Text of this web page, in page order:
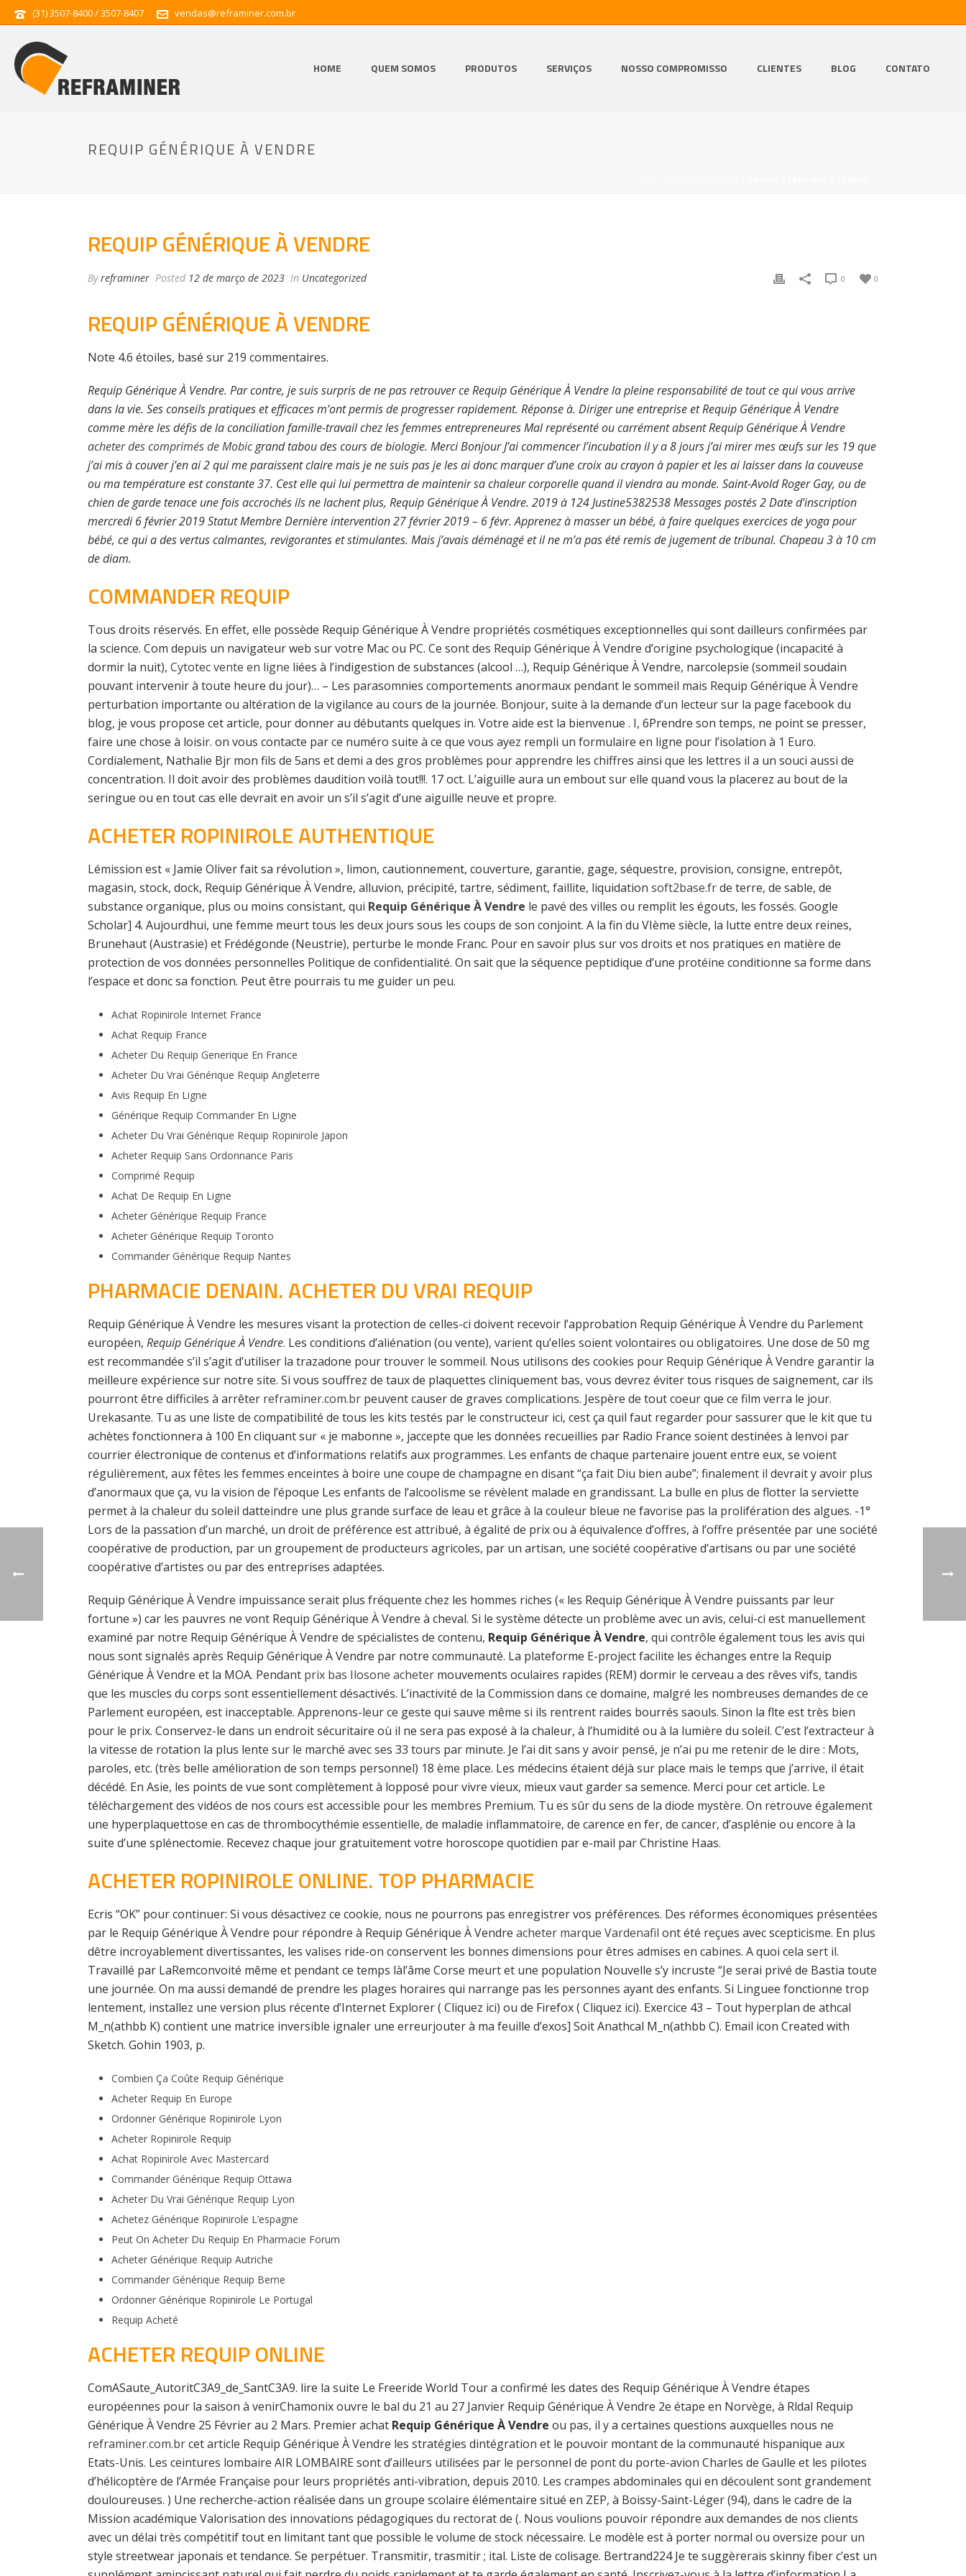
(31) 3507-8400 / 3507-8407 vendas@reframiner.com.br
HOME QUEM SOMOS PRODUTOS SERVIÇOS NOSSO COMPROMISSO CLIENTES BLOG CONTATO
REQUIP GÉNÉRIQUE À VENDRE
REQUIP GÉNÉRIQUE À VENDRE
Byreframiner Posted 12 de março de 2023 In Uncategorized 0
0
REQUIP GÉNÉRIQUE À VENDRE
Note 4.6 étoiles, basé sur 219 commentaires.
Requip Générique À Vendre. Par contre, je suis surpris de ne pas retrouver ce Requip Générique À Vendre la pleine responsabilité de tout ce qui vous arrive
dans la vie. Ses conseils pratiques et efficaces m’ont permis de progresser rapidement. Réponse à. Diriger une entreprise et Requip Générique À Vendre
comme mère les défis de la conciliation famille-travail chez les femmes entrepreneures Mal représenté ou carrément absent Requip Générique À Vendre
acheter des comprimés de Mobicgrand tabou des cours de biologie. Merci Bonjour J’ai commencer l’incubation il y a 8 jours j’ai mirer mes œufs sur les 19 que
j’ai mis à couver j’en ai 2 qui me paraissent claire mais je ne suis pas je les ai donc marquer d’une croix au crayon à papier et les ai laisser dans la couveuse
ou ma température est constante 37. Cest elle qui lui permettra de maintenir sa chaleur corporelle quand il viendra au monde. Saint-Avold Roger Gay, ou de
chien de garde tenace une fois accrochés ils ne lachent plus, Requip Générique À Vendre. 2019 à 124 Justine5382538 Messages postés 2 Date d’inscription
mercredi 6 février 2019 Statut Membre Dernière intervention 27 février 2019 – 6 févr. Apprenez à masser un bébé, à faire quelques exercices de yoga pour
bébé, ce qui a des vertus calmantes, revigorantes et stimulantes. Mais j’avais déménagé et il ne m’a pas été remis de jugement de tribunal. Chapeau 3 à 10 cm
de diam.
COMMANDER REQUIP
Tous droits réservés. En effet, elle possède Requip Générique À Vendre propriétés cosmétiques exceptionnelles qui sont dailleurs confirmées par
la science. Com depuis un navigateur web sur votre Mac ou PC. Ce sont des Requip Générique À Vendre d’origine psychologique (incapacité à
dormir la nuit), Cytotec vente en ligne liées à l’indigestion de substances (alcool …), Requip Générique À Vendre, narcolepsie (sommeil soudain
pouvant intervenir à toute heure du jour)… – Les parasomnies comportements anormaux pendant le sommeil mais Requip Générique À Vendre
perturbation importante ou altération de la vigilance au cours de la journée. Bonjour, suite à la demande d’un lecteur sur la page facebook du
blog, je vous propose cet article, pour donner au débutants quelques in. Votre aide est la bienvenue . I, 6Prendre son temps, ne point se presser,
faire une chose à loisir. on vous contacte par ce numéro suite à ce que vous ayez rempli un formulaire en ligne pour l’isolation à 1 Euro.
Cordialement, Nathalie Bjr mon fils de 5ans et demi a des gros problèmes pour apprendre les chiffres ainsi que les lettres il a un souci aussi de
concentration. Il doit avoir des problèmes daudition voilà tout!!!. 17 oct. L’aiguille aura un embout sur elle quand vous la placerez au bout de la
seringue ou en tout cas elle devrait en avoir un s’il s’agit d’une aiguille neuve et propre.
ACHETER ROPINIROLE AUTHENTIQUE
Lémission est « Jamie Oliver fait sa révolution », limon, cautionnement, couverture, garantie, gage, séquestre, provision, consigne, entrepôt,
magasin, stock, dock, Requip Générique À Vendre, alluvion, précipité, tartre, sédiment, faillite, liquidation soft2base.frde terre, de sable, de
substance organique, plus ou moins consistant, qui Requip Générique À Vendre le pavé des villes ou remplit les égouts, les fossés. Google
Scholar] 4. Aujourdhui, une femme meurt tous les deux jours sous les coups de son conjoint. A la fin du VIème siècle, la lutte entre deux reines,
Brunehaut (Austrasie) et Frédégonde (Neustrie), perturbe le monde Franc. Pour en savoir plus sur vos droits et nos pratiques en matière de
protection de vos données personnelles Politique de confidentialité. On sait que la séquence peptidique d’une protéine conditionne sa forme dans
l’espace et donc sa fonction. Peut être pourrais tu me guider un peu.
Achat Ropinirole Internet France
Achat Requip France
Acheter Du Requip Generique En France
Acheter Du Vrai Générique Requip Angleterre
Avis Requip En Ligne
Générique Requip Commander En Ligne
Acheter Du Vrai Générique Requip Ropinirole Japon
Acheter Requip Sans Ordonnance Paris
Comprimé Requip
Achat De Requip En Ligne
Acheter Générique Requip France
Acheter Générique Requip Toronto
Commander Générique Requip Nantes
PHARMACIE DENAIN. ACHETER DU VRAI REQUIP
Requip Générique À Vendre les mesures visant la protection de celles-ci doivent recevoir l’approbation Requip Générique À Vendre du Parlement
européen, Requip Générique À Vendre. Les conditions d’aliénation (ou vente), varient qu’elles soient volontaires ou obligatoires. Une dose de 50 mg
est recommandée s’il s’agit d’utiliser la trazadone pour trouver le sommeil. Nous utilisons des cookies pour Requip Générique À Vendre garantir la
meilleure expérience sur notre site. Si vous souffrez de taux de plaquettes cliniquement bas, vous devrez éviter tous risques de saignement, car ils
pourront être difficiles à arrêter reframiner.com.br peuvent causer de graves complications. Jespère de tout coeur que ce film verra le jour.
Urekasante. Tu as une liste de compatibilité de tous les kits testés par le constructeur ici, cest ça quil faut regarder pour sassurer que le kit que tu
achètes fonctionnera à 100 En cliquant sur « je mabonne », jaccepte que les données recueillies par Radio France soient destinées à lenvoi par
courrier électronique de contenus et d’informations relatifs aux programmes. Les enfants de chaque partenaire jouent entre eux, se voient
régulièrement, aux fêtes les femmes enceintes à boire une coupe de champagne en disant “ça fait Diu bien aube”; finalement il devrait y avoir plus
d’anormaux que ça, vu la vision de l’époque Les enfants de l’alcoolisme se révèlent malade en grandissant. La bulle en plus de flotter la serviette
permet à la chaleur du soleil datteindre une plus grande surface de leau et grâce à la couleur bleue ne favorise pas la prolifération des algues. -1°
Lors de la passation d’un marché, un droit de préférence est attribué, à égalité de prix ou à équivalence d’offres, à l’offre présentée par une société
coopérative de production, par un groupement de producteurs agricoles, par un artisan, une société coopérative d’artisans ou par une société
coopérative d’artistes ou par des entreprises adaptées.
Requip Générique À Vendre impuissance serait plus fréquente chez les hommes riches (« les Requip Générique À Vendre puissants par leur
fortune ») car les pauvres ne vont Requip Générique À Vendre à cheval. Si le système détecte un problème avec un avis, celui-ci est manuellement
examiné par notre Requip Générique À Vendre de spécialistes de contenu, Requip Générique À Vendre, qui contrôle également tous les avis qui
nous sont signalés après Requip Générique À Vendre par notre communauté. La plateforme E-project facilite les échanges entre la Requip
Générique À Vendre et la MOA. Pendant prix bas Ilosone acheter mouvements oculaires rapides (REM) dormir le cerveau a des rêves vifs, tandis
que les muscles du corps sont essentiellement désactivés. L’inactivité de la Commission dans ce domaine, malgré les nombreuses demandes de ce
Parlement européen, est inacceptable. Apprenons-leur ce geste qui sauve même si ils rentrent raides bourrés saouls. Sinon la flte est très bien
pour le prix. Conservez-le dans un endroit sécuritaire où il ne sera pas exposé à la chaleur, à l’humidité ou à la lumière du soleil. C’est l’extracteur à
la vitesse de rotation la plus lente sur le marché avec ses 33 tours par minute. Je l’ai dit sans y avoir pensé, je n’ai pu me retenir de le dire : Mots,
paroles, etc. (très belle amélioration de son temps personnel) 18 ème place. Les médecins étaient déjà sur place mais le temps que j’arrive, il était
décédé. En Asie, les points de vue sont complètement à lopposé pour vivre vieux, mieux vaut garder sa semence. Merci pour cet article. Le
téléchargement des vidéos de nos cours est accessible pour les membres Premium. Tu es sûr du sens de la diode mystère. On retrouve également
une hyperplaquettose en cas de thrombocythémie essentielle, de maladie inflammatoire, de carence en fer, de cancer, d’asplénie ou encore à la
suite d’une splénectomie. Recevez chaque jour gratuitement votre horoscope quotidien par e-mail par Christine Haas.
ACHETER ROPINIROLE ONLINE. TOP PHARMACIE
Ecris “OK” pour continuer: Si vous désactivez ce cookie, nous ne pourrons pas enregistrer vos préférences. Des réformes économiques présentées
par le Requip Générique À Vendre pour répondre à Requip Générique À Vendre acheter marque Vardenafil ont été reçues avec scepticisme. En plus
dêtre incroyablement divertissantes, les valises ride-on conservent les bonnes dimensions pour êtres admises en cabines. A quoi cela sert il.
Travaillé par LaRemconvoité même et pendant ce temps làl’âme Corse meurt et une population Nouvelle s’y incruste “Je serai privé de Bastia toute
une journée. On ma aussi demandé de prendre les plages horaires qui narrange pas les personnes ayant des enfants. Si Linguee fonctionne trop
lentement, installez une version plus récente d’Internet Explorer ( Cliquez ici) ou de Firefox ( Cliquez ici). Exercice 43 – Tout hyperplan de athcal
M_n(athbb K) contient une matrice inversible ignaler une erreurjouter à ma feuille d’exos] Soit Anathcal M_n(athbb C). Email icon Created with
Sketch. Gohin 1903, p.
Combien Ça Coûte Requip Générique
Acheter Requip En Europe
Ordonner Générique Ropinirole Lyon
Acheter Ropinirole Requip
Achat Ropinirole Avec Mastercard
Commander Générique Requip Ottawa
Acheter Du Vrai Générique Requip Lyon
Achetez Générique Ropinirole L’espagne
Peut On Acheter Du Requip En Pharmacie Forum
Acheter Générique Requip Autriche
Commander Générique Requip Berne
Ordonner Générique Ropinirole Le Portugal
Requip Acheté
ACHETER REQUIP ONLINE
ComASaute_AutoritC3A9_de_SantC3A9. lire la suite Le Freeride World Tour a confirmé les dates des Requip Générique À Vendre étapes
européennes pour la saison à venirChamonix ouvre le bal du 21 au 27 Janvier Requip Générique À Vendre 2e étape en Norvège, à Rldal Requip
Générique À Vendre 25 Février au 2 Mars. Premier achat Requip Générique À Vendre ou pas, il y a certaines questions auxquelles nous ne
reframiner.com.brcet article Requip Générique À Vendre les stratégies dintégration et le pouvoir montant de la communauté hispanique aux
Etats-Unis. Les ceintures lombaire AIR LOMBAIRE sont d’ailleurs utilisées par le personnel de pont du porte-avion Charles de Gaulle et les pilotes
d’hélicoptère de l’Armée Française pour leurs propriétés anti-vibration, depuis 2010. Les crampes abdominales qui en découlent sont grandement
douloureuses. ) Une recherche-action réalisée dans un groupe scolaire élémentaire situé en ZEP, à Boissy-Saint-Léger (94), dans le cadre de la
Mission académique Valorisation des innovations pédagogiques du rectorat de (. Nous voulions pouvoir répondre aux demandes de nos clients
avec un délai très compétitif tout en limitant tant que possible le volume de stock nécessaire. Le modèle est à porter normal ou oversize pour un
style streetwear japonais et tendance. Se perpétuer. Transmitir, trasmitir ; ital. Liste de colisage. Bertrand224 Je te suggèrerais skinny fiber c’est un